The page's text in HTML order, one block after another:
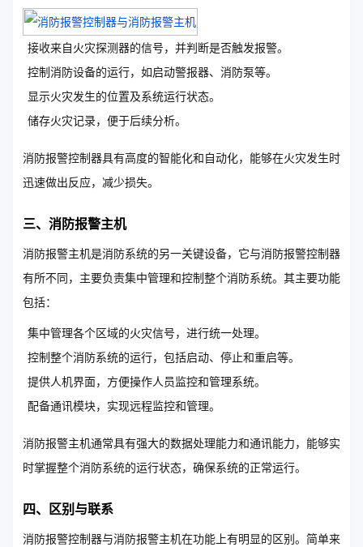
接收来自火灾探测器的信号，并判断是否触发报警。
控制消防设备的运行，如启动警报器、消防泵等。
显示火灾发生的位置及系统运行状态。
储存火灾记录，便于后续分析。
消防报警控制器具有高度的智能化和自动化，能够在火灾发生时
迅速做出反应，减少损失。
三、消防报警主机
消防报警主机是消防系统的另一关键设备，它与消防报警控制器
有所不同，主要负责集中管理和控制整个消防系统。其主要功能
包括：
集中管理各个区域的火灾信号，进行统一处理。
控制整个消防系统的运行，包括启动、停止和重启等。
提供人机界面，方便操作人员监控和管理系统。
配备通讯模块，实现远程监控和管理。
消防报警主机通常具有强大的数据处理能力和通讯能力，能够实
时掌握整个消防系统的运行状态，确保系统的正常运行。
四、区别与联系
消防报警控制器与消防报警主机在功能上有明显的区别。简单来